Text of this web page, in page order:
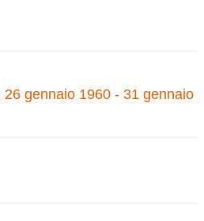
gennaio 1960 - 31 gennaio